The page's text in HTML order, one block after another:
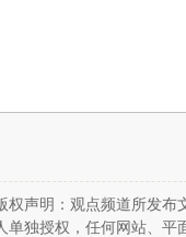
权声明：观点频道所发布
单独授权，任何网站、平